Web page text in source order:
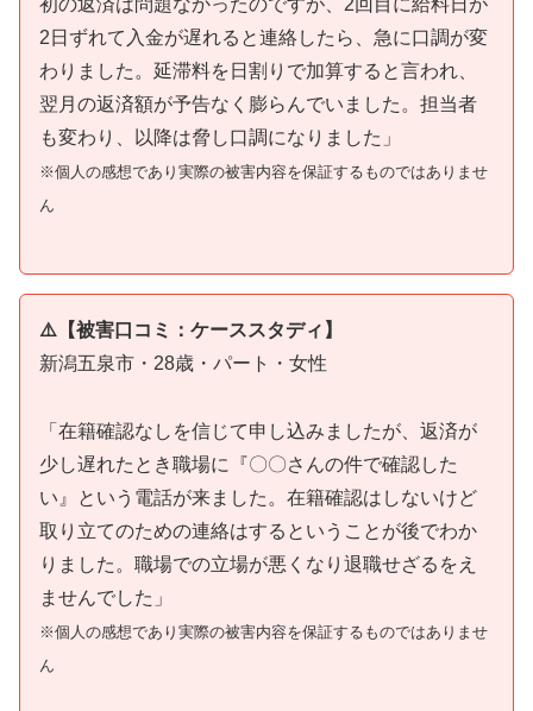
2日ずれて入金が遅れると連絡したら、急に口調が変
わりました。延滞料を日割りで加算すると言われ、
翌月の返済額が予告なく膨らんでいました。担当者
も変わり、以降は脅し口調になりました」
※個人の感想であり実際の被害内容を保証するものではありませ
ん
⚠️【被害口コミ：ケーススタディ】
新潟五泉市・28歳・パート・女性
「在籍確認なしを信じて申し込みましたが、返済が
少し遅れたとき職場に『〇〇さんの件で確認した
い』という電話が来ました。在籍確認はしないけど
取り立てのための連絡はするということが後でわか
りました。職場での立場が悪くなり退職せざるをえ
ませんでした」
※個人の感想であり実際の被害内容を保証するものではありませ
ん